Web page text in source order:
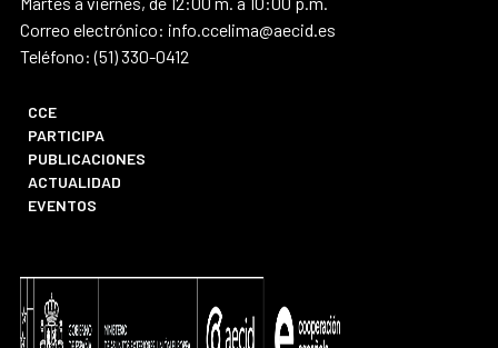
Correo electrónico: info.ccelima@aecid.es
Teléfono: (51) 330-0412
CCE
PARTICIPA
PUBLICACIONES
ACTUALIDAD
EVENTOS